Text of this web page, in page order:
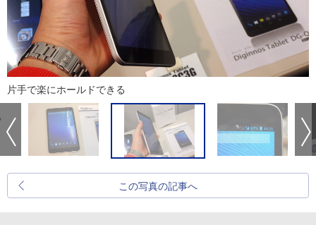
片手で楽にホールドできる
この写真の記事へ